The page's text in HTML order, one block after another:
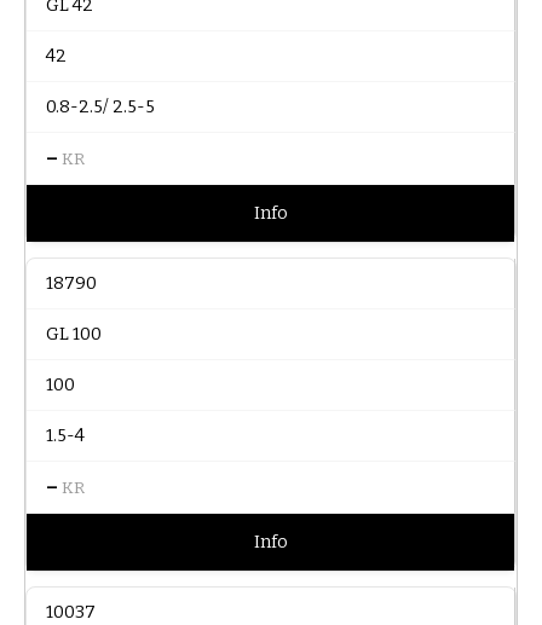
GL 42
42
0.8-2.5/ 2.5-5
– KR
Info
18790
GL 100
100
1.5-4
– KR
Info
10037